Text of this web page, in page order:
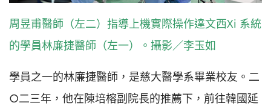
周昱甫醫師（左二）指導上機實際操作達文西Xi 系統
的學員林廉捷醫師（左一）。攝影／李玉如
學員之一的林廉捷醫師，是慈大醫學系畢業校友。二
○二三年，他在陳培榕副院長的推薦下，前往韓國延